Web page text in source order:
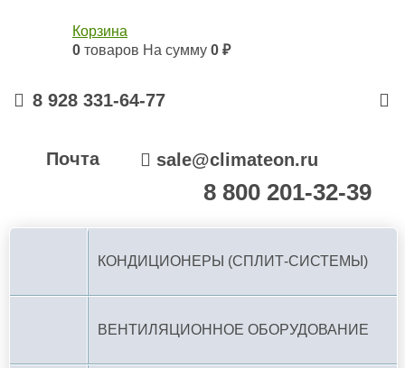
Корзина
0 товаров На сумму 0 ₽
8 928 331-64-77
Почта sale@climateon.ru
8 800 201-32-39
КОНДИЦИОНЕРЫ (СПЛИТ-СИСТЕМЫ)
ВЕНТИЛЯЦИОННОЕ ОБОРУДОВАНИЕ